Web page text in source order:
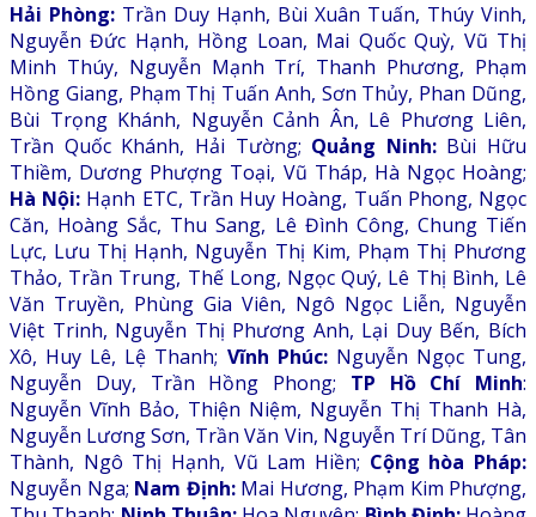
Hải Phòng: Trần Duy Hạnh, Bùi Xuân Tuấn, Thúy Vinh,
Nguyễn Đức Hạnh, Hồng Loan, Mai Quốc Quỳ, Vũ Thị
Minh Thúy, Nguyễn Mạnh Trí, Thanh Phương, Phạm
Hồng Giang, Phạm Thị Tuấn Anh, Sơn Thủy, Phan Dũng,
Bùi Trọng Khánh, Nguyễn Cảnh Ân, Lê Phương Liên,
Trần Quốc Khánh, Hải Tường; Quảng Ninh:Bùi Hữu
Thiềm, Dương Phượng Toại, Vũ Tháp, Hà Ngọc Hoàng;
Hà Nội: Hạnh ETC, Trần Huy Hoàng, Tuấn Phong, Ngọc
Căn, Hoàng Sắc, Thu Sang, Lê Đình Công, Chung Tiến
Lực, Lưu Thị Hạnh, Nguyễn Thị Kim, Phạm Thị Phương
Thảo, Trần Trung, Thế Long, Ngọc Quý, Lê Thị Bình, Lê
Văn Truyền, Phùng Gia Viên, Ngô Ngọc Liễn, Nguyễn
Việt Trinh, Nguyễn Thị Phương Anh, Lại Duy Bến, Bích
Xô, Huy Lê, Lệ Thanh; Vĩnh Phúc:Nguyễn Ngọc Tung,
Nguyễn Duy, Trần Hồng Phong; TP Hồ Chí Minh:
Nguyễn Vĩnh Bảo, Thiện Niệm, Nguyễn Thị Thanh Hà,
Nguyễn Lương Sơn, Trần Văn Vin, Nguyễn Trí Dũng, Tân
Thành, Ngô Thị Hạnh, Vũ Lam Hiền; Cộng hòa Pháp:
Nguyễn Nga; Nam Định:Mai Hương, Phạm Kim Phượng,